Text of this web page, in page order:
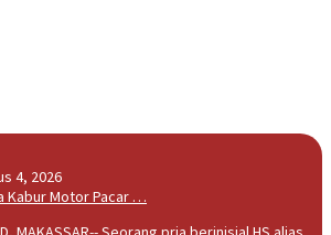
4, 2026
Kabur Motor Pacar …